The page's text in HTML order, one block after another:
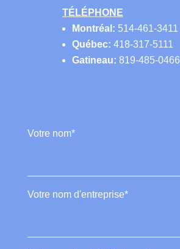
TÉLÉPHONE
Montréal: 514-461-3411
Québec: 418-317-5111
Gatineau: 819-485-0466
Votre nom*
Votre nom d'entreprise*